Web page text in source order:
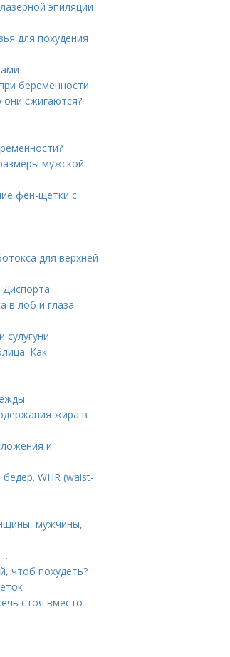
эпиляции
для похудения
беременности:
они сжигаются?
мужской
фен-щетки с
для верхней
в лоб и глаза
сулугуни
Как
жира в
и
WHR (waist-
мужчины,
чтоб похудеть?
стоя вместо